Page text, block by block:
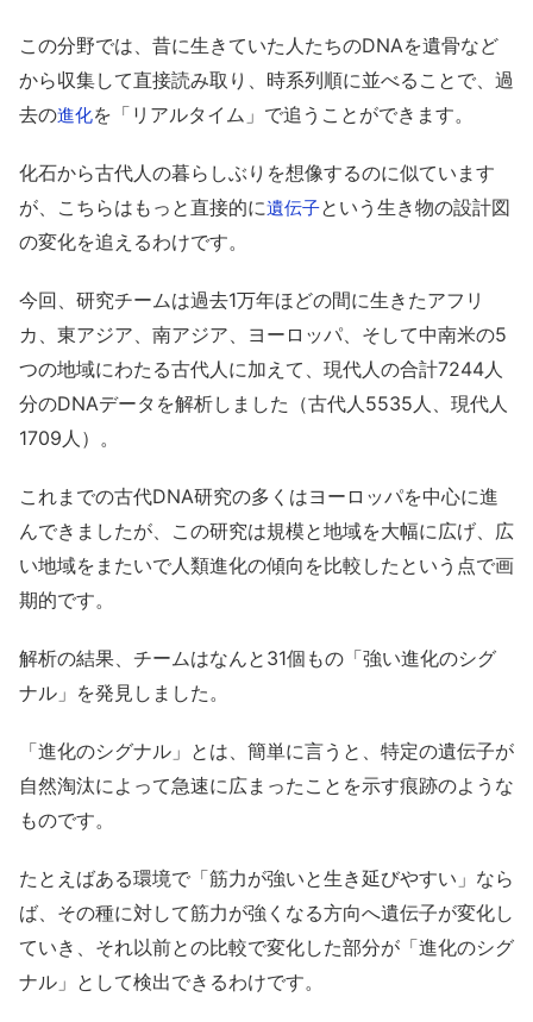
この分野では、昔に生きていた人たちのDNAを遺骨など
から収集して直接読み取り、時系列順に並べることで、過
去の進化を「リアルタイム」で追うことができます。
化石から古代人の暮らしぶりを想像するのに似ています
が、こちらはもっと直接的に遺伝子という生き物の設計図
の変化を追えるわけです。
今回、研究チームは過去1万年ほどの間に生きたアフリ
カ、東アジア、南アジア、ヨーロッパ、そして中南米の5
つの地域にわたる古代人に加えて、現代人の合計7244人
分のDNAデータを解析しました（古代人5535人、現代人
1709人）。
これまでの古代DNA研究の多くはヨーロッパを中心に進
んできましたが、この研究は規模と地域を大幅に広げ、広
い地域をまたいで人類進化の傾向を比較したという点で画
期的です。
解析の結果、チームはなんと31個もの「強い進化のシグ
ナル」を発見しました。
「進化のシグナル」とは、簡単に言うと、特定の遺伝子が
自然淘汰によって急速に広まったことを示す痕跡のような
ものです。
たとえばある環境で「筋力が強いと生き延びやすい」なら
ば、その種に対して筋力が強くなる方向へ遺伝子が変化し
ていき、それ以前との比較で変化した部分が「進化のシグ
ナル」として検出できるわけです。